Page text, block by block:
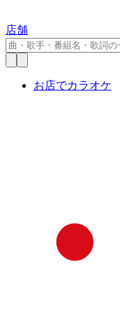
店舗
お店でカラオケ